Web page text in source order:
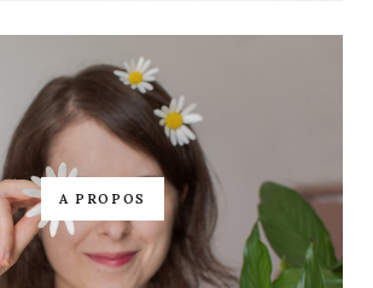
A PROPOS